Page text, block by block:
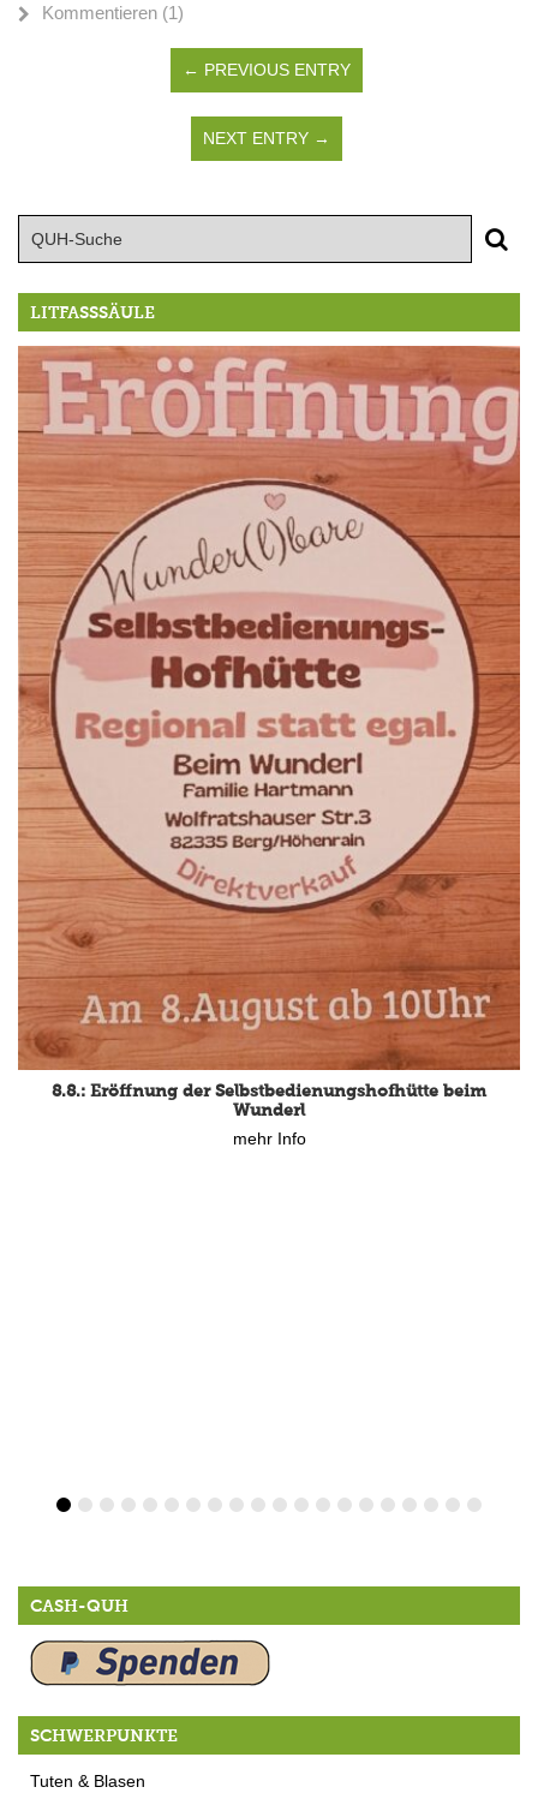
Kommentieren (1)
← PREVIOUS ENTRY
NEXT ENTRY →
LITFASSSÄULE
8.8.: Eröffnung der Selbstbedienungshofhütte beim
Wunderl
mehr Info
CASH-QUH
SCHWERPUNKTE
Tuten & Blasen